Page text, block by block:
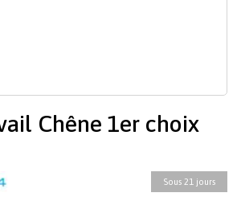
Chêne 1er choix
Sous 21 jours